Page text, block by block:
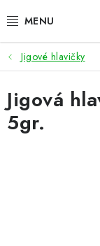
na
ŽIVÁ NÁSTRAHA
BIŽUTÉRIA
FEEDER
Jigové hlavičky
Jigová
5gr.